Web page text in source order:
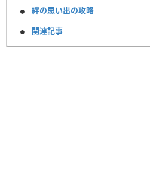
絆の思い出の攻略
関連記事